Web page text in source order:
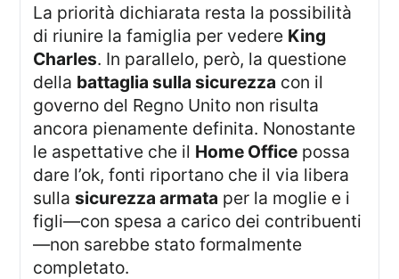
La priorità dichiarata resta la possibilità
di riunire la famiglia per vedere King
Charles. In parallelo, però, la questione
della battaglia sulla sicurezza con il
governo del Regno Unito non risulta
ancora pienamente definita. Nonostante
le aspettative che il Home Office possa
dare l’ok, fonti riportano che il via libera
sullasicurezza armata per la moglie e i
figli—con spesa a carico dei contribuenti
—non sarebbe stato formalmente
completato.